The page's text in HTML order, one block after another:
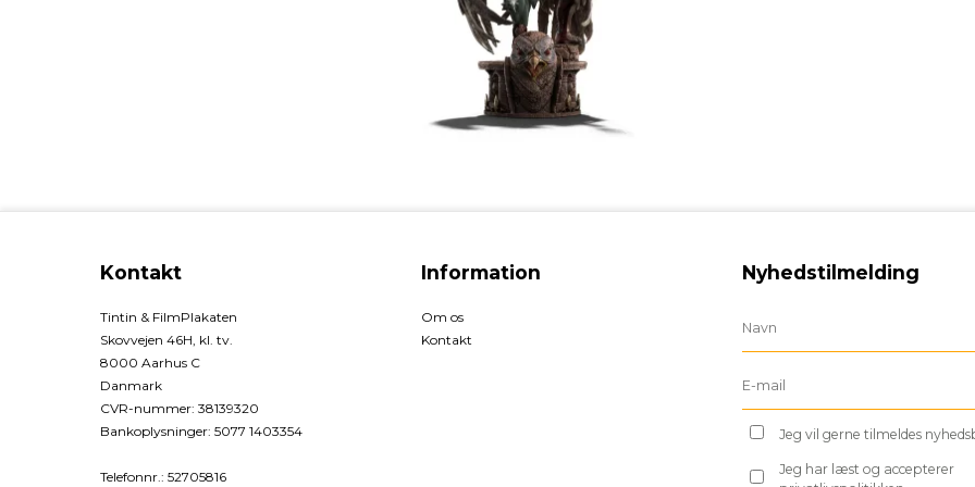
Kontakt
Tintin & FilmPlakaten
Skovvejen 46H, kl. tv.
8000 Aarhus C
Danmark
CVR-nummer: 38139320
Bankoplysninger: 5077 1403354
Telefonnr. : 52705816
Information
Om os
Kontakt
Nyhedstilmelding
Jeg vil gerne tilmeldes
Jeg har læst og accepterer